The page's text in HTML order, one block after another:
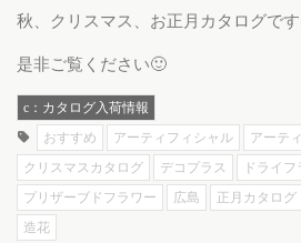
秋、クリスマス、お正月カタログです
是非ご覧ください🙂
c：カタログ入荷情報
おすすめ
アーティフィシャル
アーテ
クリスマスカタログ
デコプラス
ドライ
プリザーブドフラワー
広島 正月カタログ
造花